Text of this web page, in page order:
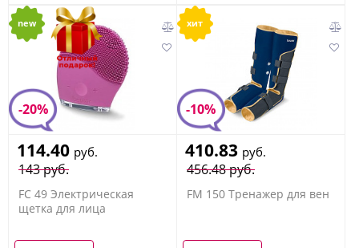
new
-20%
143 руб.
114.40 руб.
FC 49 Электрическая
щетка для лица
хит
-10%
456.48 руб.
410.83 руб.
FM 150 Тренажер для вен